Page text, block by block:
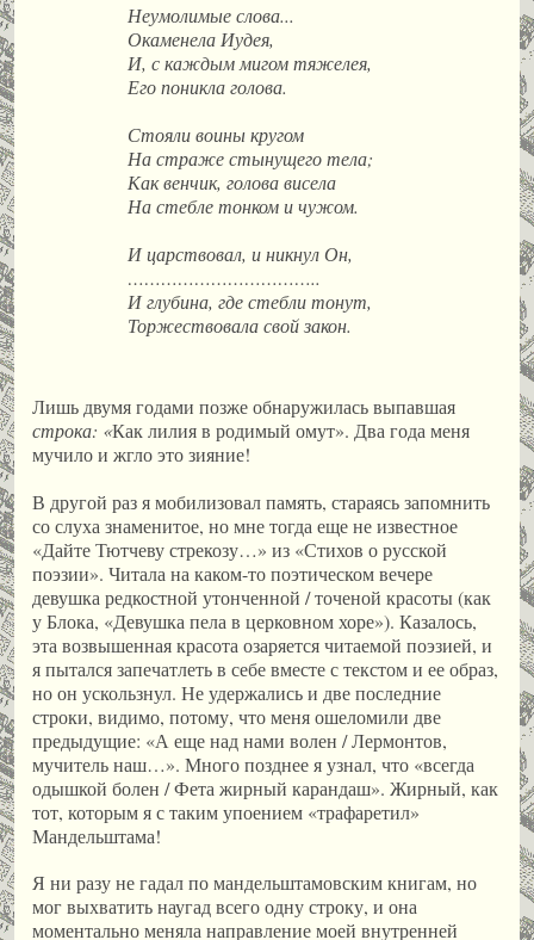
Неумолимые слова...
Окаменела Иудея,
И, с каждым мигом тяжелея,
Его поникла голова.
Стояли воины кругом
На страже стынущего тела;
Как венчик, голова висела
На стебле тонком и чужом.
И царствовал, и никнул Он,
……………………………..
И глубина, где стебли тонут,
Торжествовала свой закон.
Лишь двумя годами позже обнаружилась выпавшая
строка: «Как лилия в родимый омут». Два года меня
мучило и жгло это зияние!
В другой раз я мобилизовал память, стараясь запомнить
со слуха знаменитое, но мне тогда еще не известное
«Дайте Тютчеву стрекозу…» из «Стихов о русской
поэзии». Читала на каком-то поэтическом вечере
девушка редкостной утонченной / точеной красоты (как
у Блока, «Девушка пела в церковном хоре»). Казалось,
эта возвышенная красота озаряется читаемой поэзией, и
я пытался запечатлеть в себе вместе с текстом и ее образ,
но он ускользнул. Не удержались и две последние
строки, видимо, потому, что меня ошеломили две
предыдущие: «А еще над нами волен / Лермонтов,
мучитель наш…». Много позднее я узнал, что «всегда
одышкой болен / Фета жирный карандаш». Жирный, как
тот, которым я с таким упоением «трафаретил»
Мандельштама!
Я ни разу не гадал по мандельштамовским книгам, но
мог выхватить наугад всего одну строку, и она
моментально меняла направление моей внутренней